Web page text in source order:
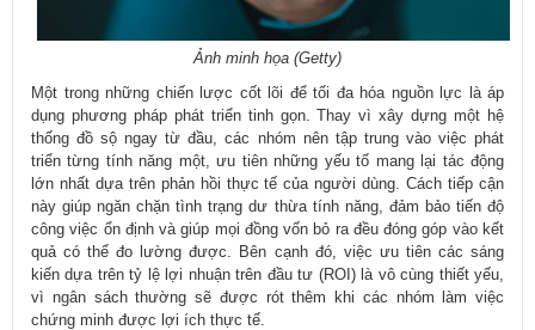
Ảnh minh họa (Getty)
Một trong những chiến lược cốt lõi để tối đa hóa nguồn lực là áp
dụng phương pháp phát triển tinh gọn. Thay vì xây dựng một hệ
thống đồ sộ ngay từ đầu, các nhóm nên tập trung vào việc phát
triển từng tính năng một, ưu tiên những yếu tố mang lại tác động
lớn nhất dựa trên phản hồi thực tế của người dùng. Cách tiếp cận
này giúp ngăn chặn tình trạng dư thừa tính năng, đảm bảo tiến độ
công việc ổn định và giúp mọi đồng vốn bỏ ra đều đóng góp vào kết
quả có thể đo lường được. Bên cạnh đó, việc ưu tiên các sáng
kiến dựa trên tỷ lệ lợi nhuận trên đầu tư (ROI) là vô cùng thiết yếu,
vì ngân sách thường sẽ được rót thêm khi các nhóm làm việc
chứng minh được lợi ích thực tế.